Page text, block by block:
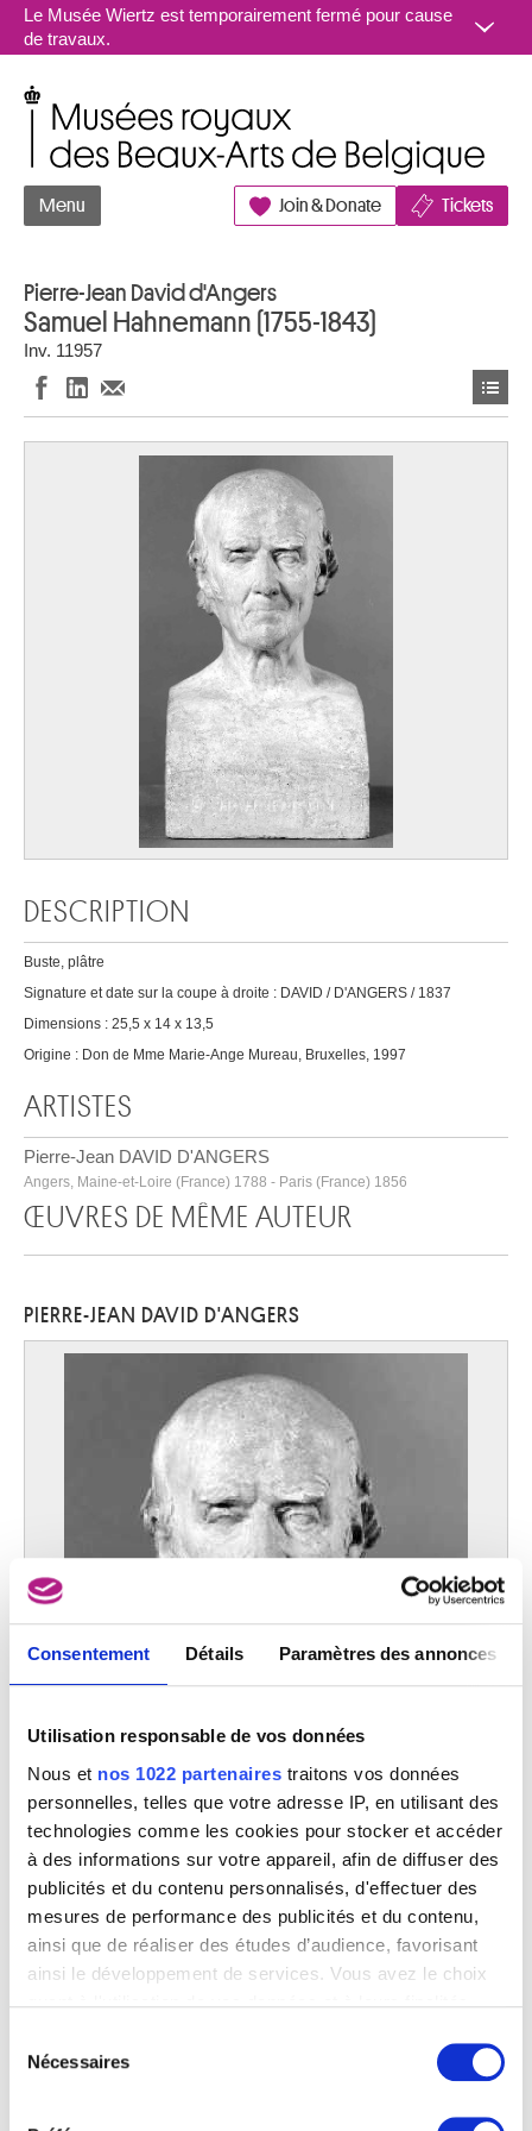
Consentement Détails Paramètres des annonces
Utilisation responsable de vos données
Nous et nos 1022 partenaires traitons vos données
personnelles, telles que votre adresse IP, en utilisant des
technologies comme les cookies pour stocker et accéder
à des informations sur votre appareil, afin de diffuser des
publicités et du contenu personnalisés, d'effectuer des
mesures de performance des publicités et du contenu,
ainsi que de réaliser des études d’audience, favorisant
ainsi le développement de services. Vous avez le choix
quant à l'utilisation de vos données et à leurs finalités.
tout moment en consultant la Déclaration relative aux
cookies ou en cliquant sur l'icône de confidentialité.
Nécessaires
Aller au contenu
Le Musée Wiertz est temporairement fermé pour cause
de travaux.
Menu Join & Donate Tickets
Pierre-Jean David d'Angers
Samuel Hahnemann (1755-1843)
Inv. 11957
DESCRIPTION
Buste, plâtre
Signature et date sur la coupe à droite : DAVID / D'ANGERS / 1837
Dimensions : 25,5 x 14 x 13,5
Origine : Don de Mme Marie-Ange Mureau, Bruxelles, 1997
ARTISTES
Pierre-Jean DAVID D'ANGERS
Angers, Maine-et-Loire (France) 1788 - Paris (France) 1856
ŒUVRES DE MÊME AUTEUR
PIERRE-JEAN DAVID D'ANGERS
Samuel Hahnemann (1755-1843)